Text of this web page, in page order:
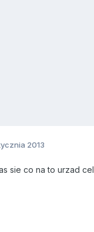
2013
sie co na to urzad